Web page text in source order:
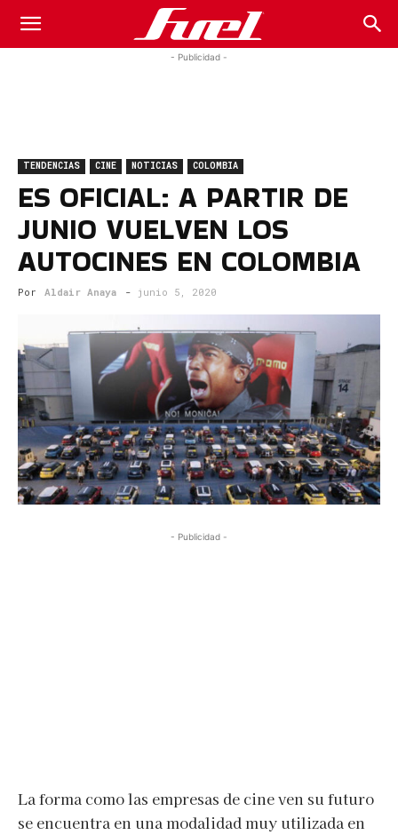
Fuel
Magazine
- Publicidad -
TENDENCIAS CINE NOTICIAS COLOMBIA
ES OFICIAL: A PARTIR DE
JUNIO VUELVEN LOS
AUTOCINES EN COLOMBIA
Por Aldair Anaya - junio 5, 2020
- Publicidad -
La forma como las empresas de cine ven su futuro
se encuentra en una modalidad muy utilizada en